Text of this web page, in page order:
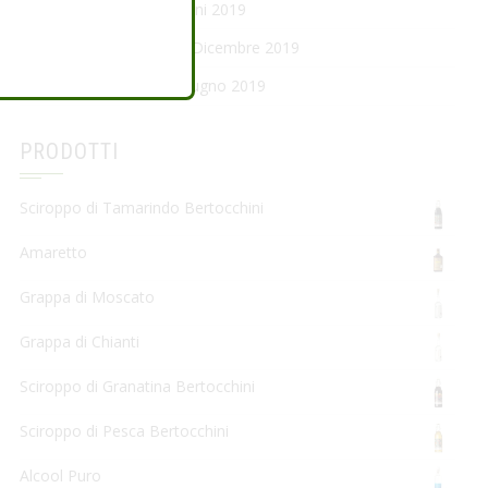
Pacchetti di Natale Nardini 2019
Città della Castagna 7-8 Dicembre 2019
Promozioni Maggio e Giugno 2019
PRODOTTI
Sciroppo di Tamarindo Bertocchini
Amaretto
Grappa di Moscato
Grappa di Chianti
Sciroppo di Granatina Bertocchini
Sciroppo di Pesca Bertocchini
Alcool Puro